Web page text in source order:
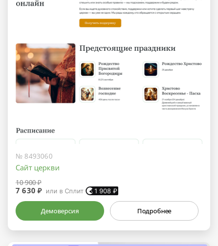
№ 8493060
Сайт церкви
10 900 ₽
7 630 ₽ или в Сплит 1 908 ₽
Демоверсия Подробнее